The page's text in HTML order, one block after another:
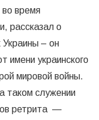
время
рассказал о
Украины – он
имени украинского
мировой войны.
таком служении
ретрита —